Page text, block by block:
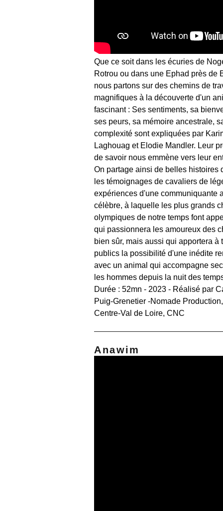
Que ce soit dans les écuries de
Rotrou ou dans une Ephad près de
nous partons sur des chemins de
magnifiques à la découverte d'un
fascinant : Ses sentiments, sa
ses peurs, sa mémoire ancestrale,
complexité sont expliquées par
Laghouag et Elodie Mandler. Leur
de savoir nous emmène vers leur
On partage ainsi de belles histoires
les témoignages de cavaliers de
expériences d'une communiquante
célèbre, à laquelle les plus grands
olympiques de notre temps font
qui passionnera les amoureux des
bien sûr, mais aussi qui apportera à
publics la possibilité d'une inédite
avec un animal qui accompagne
les hommes depuis la nuit des
Durée : 52mn - 2023 - Réalisé par
Puig-Grenetier -Nomade
Centre-Val de Loire, CNC
Anawim